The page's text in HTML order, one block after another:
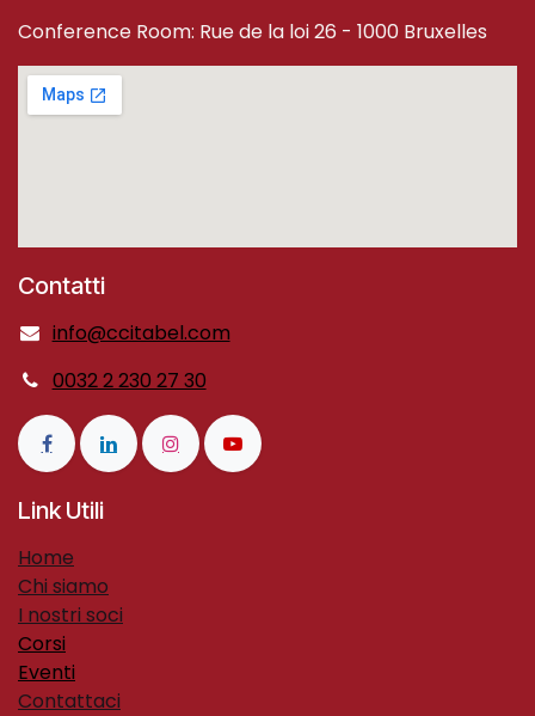
Conference Room: Rue de la loi 26 - 1000 Bruxelles
Contatti
info@ccitabel.com
0032 2 230 27 30
Link Utili
H​ome​
Chi siamo
I nostri soci
Corsi
Eventi
Contattaci